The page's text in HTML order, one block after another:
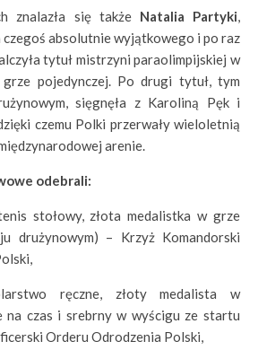
znalazła się także Natalia Partyki,
czegoś absolutnie wyjątkowego i po raz
tytuł mistrzyni paraolimpijskiej w
pojedynczej. Po drugi tytuł, tym
sięgnęła z Karoliną Pęk i
czemu Polki przerwały wieloletnią
arenie.
odebrali:
stołowy, złota medalistka w grze
drużynowym) – Krzyż Komandorski
ręczne, złoty medalista w
na czas i srebrny w wyścigu ze startu
Orderu Odrodzenia Polski,